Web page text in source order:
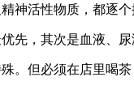
神活性物质，都逐个
先，其次是血液、
。但必须在店里喝